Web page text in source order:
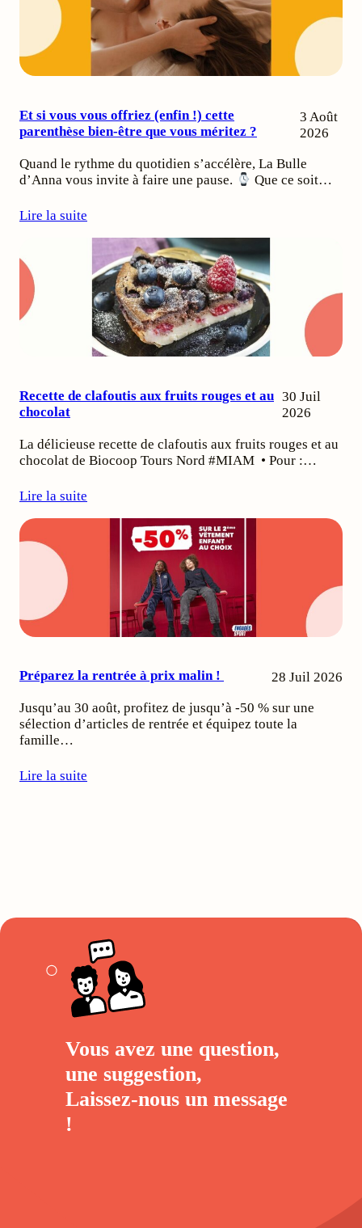
Et si vous vous offriez (enfin !) cette
parenthèse bien-être que vous méritez ?
3 Août
2026
Quand le rythme du quotidien s’accélère, La Bulle
d’Anna vous invite à faire une pause.
Que ce soit…
Lire la suite
Recette de clafoutis aux fruits rouges et au
chocolat
30 Juil
2026
La délicieuse recette de clafoutis aux fruits rouges et au
chocolat de Biocoop Tours Nord #MIAM • Pour :…
Lire la suite
Préparez la rentrée à prix malin ! 28 Juil 2026
Jusqu’au 30 août, profitez de jusqu’à -50 % sur une
sélection d’articles de rentrée et équipez toute la
famille…
Lire la suite
Vous avez une question,
une suggestion,
Laissez-nous un message
!